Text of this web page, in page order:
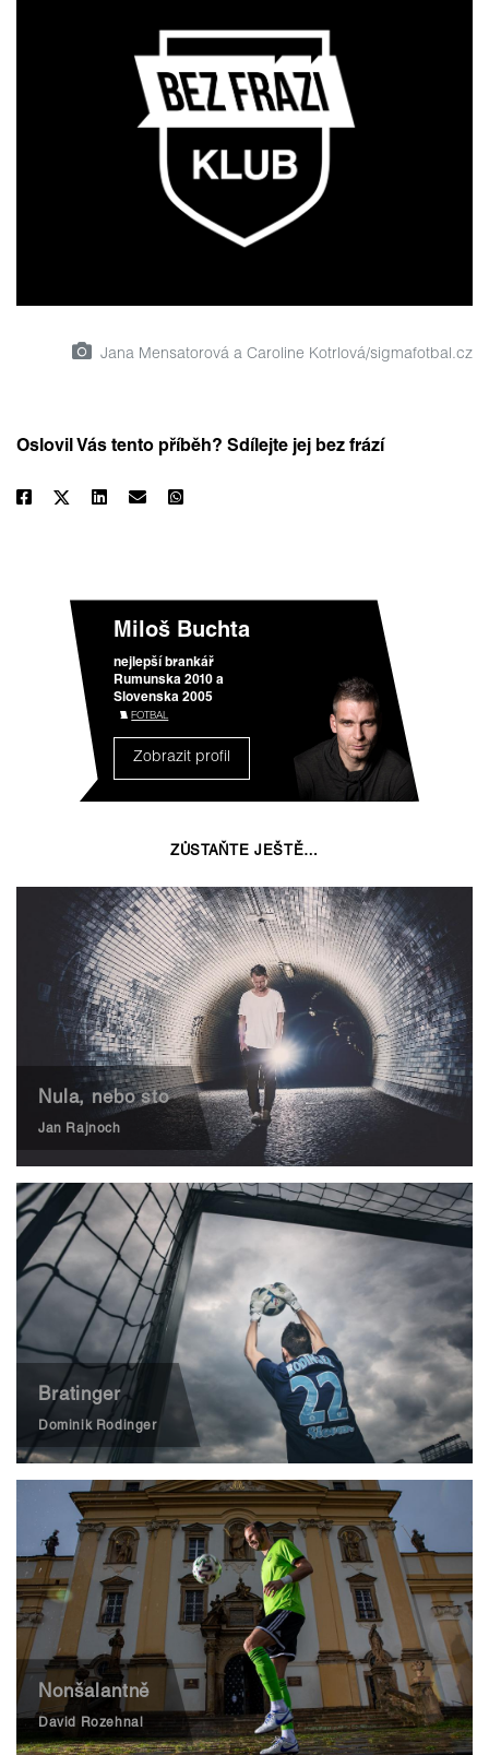
Jana Mensatorová a Caroline Kotrlová/sigmafotbal.cz
Oslovil Vás tento příběh? Sdílejte jej bez frází
Miloš Buchta
nejlepší brankář
Rumunska 2010 a
Slovenska 2005
FOTBAL
Zobrazit profil
ZŮSTAŇTE JEŠTĚ…
Nula, nebo sto
Jan Rajnoch
Bratinger
Dominik Rodinger
Nonšalantně
David Rozehnal